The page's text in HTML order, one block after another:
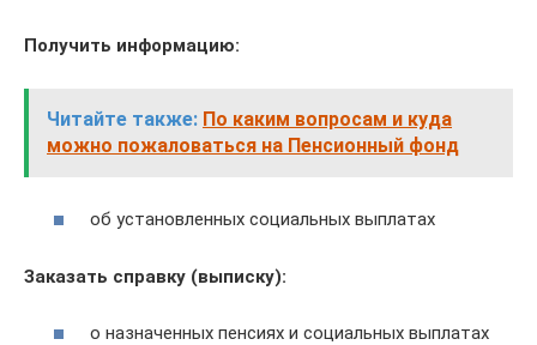
Получить информацию:
Читайте также: По каким вопросам и куда
можно пожаловаться на Пенсионный фонд
об установленных социальных выплатах
Заказать справку (выписку):
о назначенных пенсиях и социальных выплатах